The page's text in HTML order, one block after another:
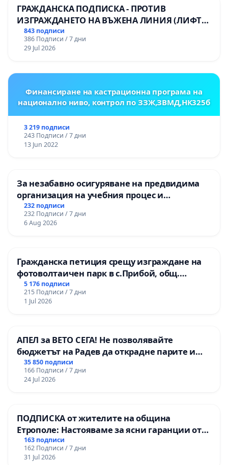
ГРАЖДАНСКА ПОДПИСКА - ПРОТИВ
ИЗГРАЖДАНЕТО НА ВЪЖЕНА ЛИНИЯ (ЛИФТ)
НА ТЕРИТОРИЯТА НА ПРИРОДНА
ЗАБЕЛЕЖИТЕЛНОСТ „ХЪЛМ НА
ОСВОБОДИТЕЛИТЕ“ (БУНАРДЖИК)
843 подписи
386 Подписи / 7 дни
29 Jul 2026
Финансиране на кастрационна програма на
национално ниво, контрол по ЗЗЖ,ЗВМД,НК325б
3 219 подписи
243 Подписи / 7 дни
13 Jun 2022
За незабавно осигуряване на предвидима
организация на учебния процес и
гарантиране на правото на равнопоставено
и качествено образование на учениците от
ОУ „Княз Александър I“ и Хуманитарна
232 подписи
232 Подписи / 7 дни
6 Aug 2026
Гражданска петиция срещу изграждане на
фотоволтаичен парк в с.Прибой, общ.
Радомир
5 176 подписи
215 Подписи / 7 дни
1 Jul 2026
АПЕЛ за ВЕТО СЕГА! Не позволявайте
бюджетът на Радев да открадне парите и
правата ни в тъмното
35 850 подписи
166 Подписи / 7 дни
24 Jul 2026
ПОДПИСКА от жителите на община
Етрополе: Настояваме за ясни гаранции от
“Елаците-МЕД” АД и от държавата, че ще се
изпълнят всички екологични норми!
163 подписи
162 Подписи / 7 дни
31 Jul 2026